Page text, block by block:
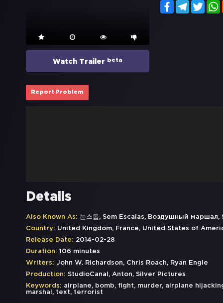
Watch Trailer beta
FacebookTelegram
Report Problem
Details
Also Known As: 논스톱, Sem Escalas, Воздушный маршал,
Country: United Kingdom, France, United States of
Release Date: 2014-02-28
Duration: 106 minutes
Writers: John W. Richardson, Chris Roach, Ryan Engle
Production: StudioCanal, Anton, Silver Pictures
Keywords: airplane, bomb, fight, murder, airplane
marshal , text, terrorist